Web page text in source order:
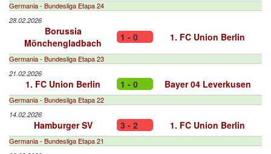
Germania - Bundesliga Etapa 24
28.02.2026
Borussia
Mönchengladbach
1 - 0 1. FC Union Berlin
Germania - Bundesliga Etapa 23
21.02.2026
1. FC Union Berlin 1 - 0 Bayer 04 Leverkusen
Germania - Bundesliga Etapa 22
14.02.2026
Hamburger SV 3 - 2 1. FC Union Berlin
Germania - Bundesliga Etapa 21